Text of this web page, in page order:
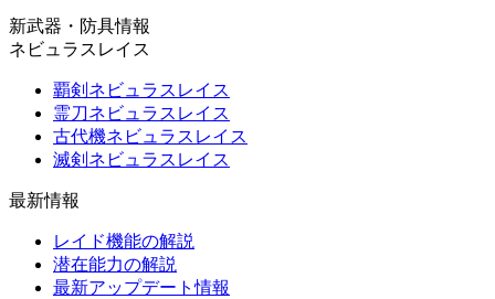
新武器・防具情報
ネビュラスレイス
覇剣ネビュラスレイス
霊刀ネビュラスレイス
古代機ネビュラスレイス
滅剣ネビュラスレイス
最新情報
レイド機能の解説
潜在能力の解説
最新アップデート情報